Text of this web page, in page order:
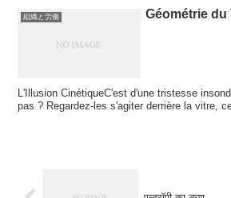
組織と労働 Géométrie du
L'Illusion CinétiqueC'est d'une tristesse
pas ? Regardez-les s'agiter derrière la vitre,